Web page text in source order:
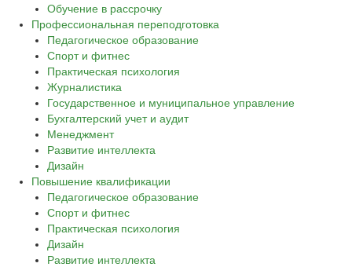
Обучение в рассрочку
Профессиональная переподготовка
Педагогическое образование
Спорт и фитнес
Практическая психология
Журналистика
Государственное и муниципальное управление
Бухгалтерский учет и аудит
Менеджмент
Развитие интеллекта
Дизайн
Повышение квалификации
Педагогическое образование
Спорт и фитнес
Практическая психология
Дизайн
Развитие интеллекта